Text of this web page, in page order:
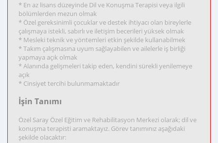
* En az lisans düzeyinde Dil ve Konuşma Terapisi veya ilgili
bölümlerden mezun olmak
* Özel gereksinimli çocuklar ve destek ihtiyacı olan bireylerle
çalışmaya istekli, sabırlı ve iletişim becerileri yüksek olmak
* Mesleki teknik ve yöntemleri etkin şekilde kullanabilmek
* Takım çalışmasına uyum sağlayabilen ve ailelerle iş birliği
yapmaya açık olmak
* Alanında gelişmeleri takip eden, kendini sürekli yenilemeye
açık
* Cinsiyet tercihi bulunmamaktadır
İşin Tanımı
Özel Saray Özel Eğitim ve Rehabilitasyon Merkezi olarak; dil ve
konuşma terapisti aramaktayız. Görev tanımınız aşağıdaki
şekilde olacaktır: